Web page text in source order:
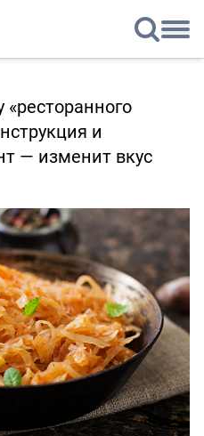
«ресторанного
и
— изменит вкус